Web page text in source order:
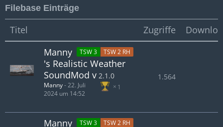
Filebase Einträge
Titel Zugriffe
TSW 3 TSW 2 RH
Manny
's Realistic Weather
SoundMod v 2.1.0
1
Manny-22. Juli
2024 um 14:52
1.564
TSW 3 TSW 2 RH
Manny